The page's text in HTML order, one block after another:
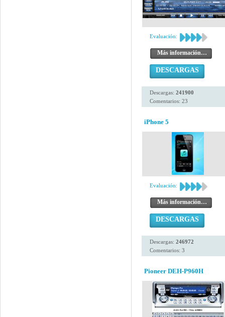
Evaluación:
Más información…
DESCARGAS
Descargas: 241900
Comentarios: 23
iPhone 5
Evaluación:
Más información…
DESCARGAS
Descargas: 246972
Comentarios: 3
Pioneer DEH-P960H